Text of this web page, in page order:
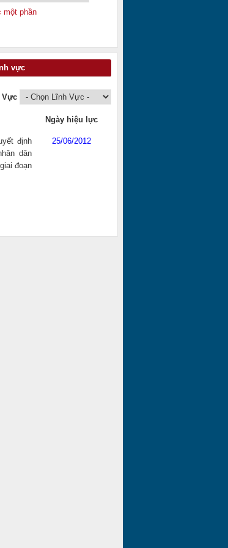
một phần
vực
Vực
Ngày hiệu lực
định
dân
đoạn
25/06/2012